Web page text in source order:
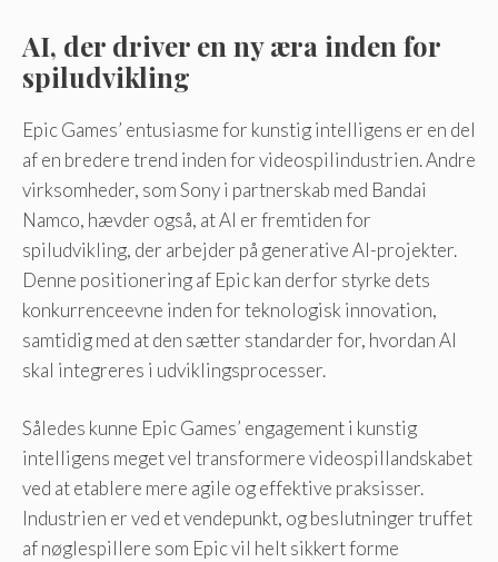
AI, der driver en ny æra inden for
spiludvikling
Epic Games’ entusiasme for kunstig intelligens er en del
af en bredere trend inden for videospilindustrien. Andre
virksomheder, som Sony i partnerskab med Bandai
Namco, hævder også, at AI er fremtiden for
spiludvikling, der arbejder på generative AI-projekter.
Denne positionering af Epic kan derfor styrke dets
konkurrenceevne inden for teknologisk innovation,
samtidig med at den sætter standarder for, hvordan AI
skal integreres i udviklingsprocesser.
Således kunne Epic Games’ engagement i kunstig
intelligens meget vel transformere videospillandskabet
ved at etablere mere agile og effektive praksisser.
Industrien er ved et vendepunkt, og beslutninger truffet
af nøglespillere som Epic vil helt sikkert forme